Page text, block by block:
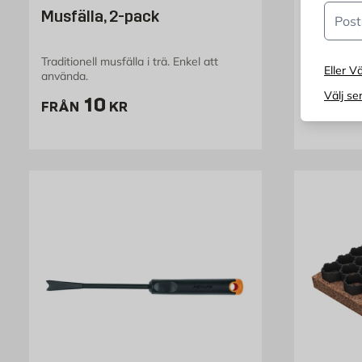
Eller
Välj
Musfälla, 2-pack
Traditionell musfälla i trä. Enkel att
använda.
FRÅN Pris 10 kr
10 KR
FRÅN